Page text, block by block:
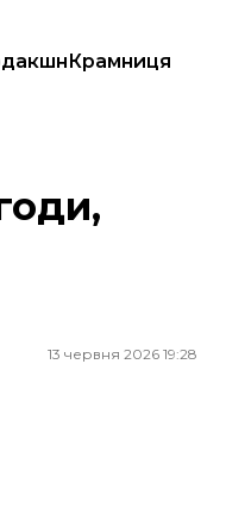
Крамниця
13 червня 2026 19:28